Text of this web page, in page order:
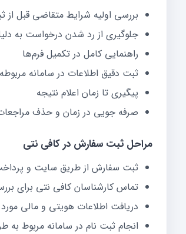
بررسی اولیه شرایط متقاضی قبل از
جلوگیری از رد شدن درخواست به
راهنمایی کامل در تکمیل فرم‌ها
ثبت دقیق اطلاعات در سامانه مربوطه
پیگیری تا زمان اعلام نتیجه
صرفه جویی در زمان و حذف
مراحل ثبت سفارش در کافی نتی
ثبت سفارش از طریق سایت و پرداخت
تماس کارشناسان کافی نتی برای
دریافت اطلاعات هویتی و مالی مورد
انجام ثبت نام در سامانه مربوط به